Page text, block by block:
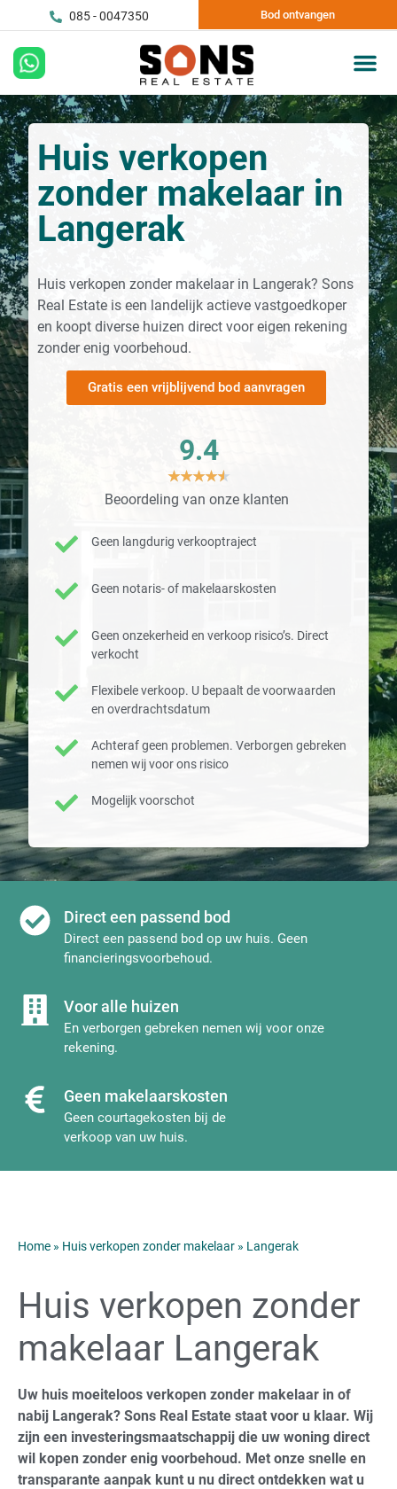
085 - 0047350 Bod ontvangen
Huis verkopen
zonder makelaar in
Langerak
Huis verkopen zonder makelaar in Langerak? Sons
Real Estate is een landelijk actieve vastgoedkoper
en koopt diverse huizen direct voor eigen rekening
zonder enig voorbehoud.
Gratis een vrijblijvend bod aanvragen
9.4
★★★★★
Beoordeling van onze klanten
Geen langdurig verkooptraject
Geen notaris- of makelaarskosten
Geen onzekerheid en verkoop risico’s. Direct
verkocht
Flexibele verkoop. U bepaalt de voorwaarden
en overdrachtsdatum
Achteraf geen problemen. Verborgen gebreken
nemen wij voor ons risico
Mogelijk voorschot
Direct een passend bod
Direct een passend bod op uw huis. Geen
financieringsvoorbehoud.
Voor alle huizen
En verborgen gebreken nemen wij voor onze
rekening.
Geen makelaarskosten
Geen courtagekosten bij de
verkoop van uw huis.
Home » Huis verkopen zonder makelaar » Langerak
Huis verkopen zonder
makelaar Langerak
Uw huis moeiteloos verkopen zonder makelaar in of
nabij Langerak? Sons Real Estate staat voor u klaar. Wij
zijn een investeringsmaatschappij die uw woning direct
wil kopen zonder enig voorbehoud. Met onze snelle en
transparante aanpak kunt u nu direct ontdekken wat u